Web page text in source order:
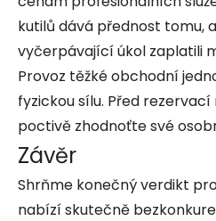
kutilů dává přednost tomu,
vyčerpávající úkol zaplatili
Provoz těžké obchodní
fyzickou sílu. Před
poctivě zhodnoťte své
Závěr
Shrňme konečný verdikt
nabízí skutečně